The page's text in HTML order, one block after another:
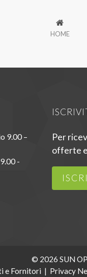
HOME
9.00 –
-
Per
offerte
© 2026 SUN
e Fornitori | Privacy